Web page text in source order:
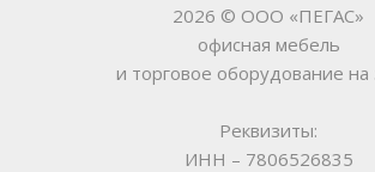
2026 © ООО «ПЕГАС»
офисная мебель
и торговое оборудование на
Реквизиты:
ИНН – 7806526835